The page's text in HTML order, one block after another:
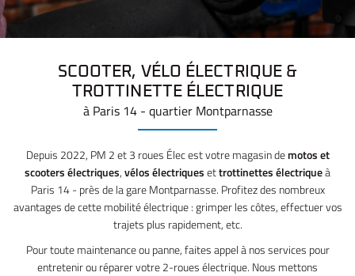
SCOOTER, VÉLO ÉLECTRIQUE &
TROTTINETTE ÉLECTRIQUE
à Paris 14 - quartier Montparnasse
Depuis 2022, PM 2 et 3 roues Élec est votre magasin demotos et
scooters électriques,vélos électriquesettrottinettes électriqueà
Paris 14 - près de la gare Montparnasse. Profitez des nombreux
avantages de cette mobilité électrique : grimper les côtes, effectuer vos
trajets plus rapidement, etc.
Pour toute maintenance ou panne, faites appel à nos services pour
entretenir ou réparer votre 2-roues électrique. Nous mettons